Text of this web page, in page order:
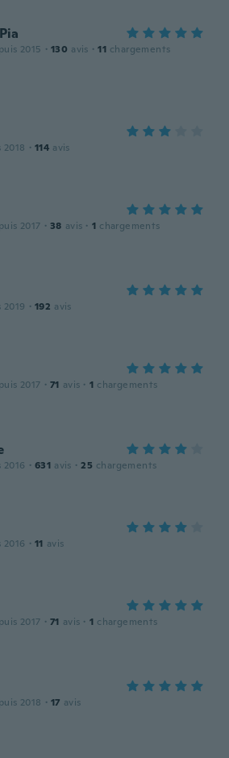
2015 · 130 avis · 11 chargements
· 114 avis
2017 · 38 avis · 1 chargements
· 192 avis
2017 · 71 avis · 1 chargements
· 631 avis · 25 chargements
· 11 avis
2017 · 71 avis · 1 chargements
2018 · 17 avis